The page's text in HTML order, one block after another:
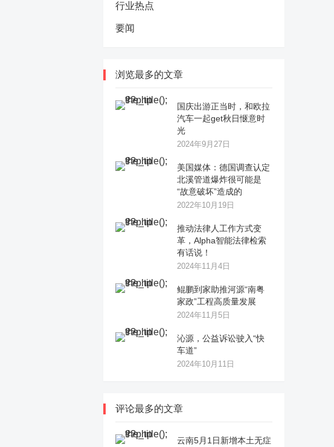
行业热点
要闻
浏览最多的文章
国庆出游正当时，和欧拉
汽车一起get秋日惬意时
光
2024年9月27日
美国媒体：德国调查认定
北溪管道爆炸很可能是
“故意破坏”造成的
2022年10月19日
推动法律人工作方式变
革，Alpha智能法律检索
有话说！
2024年11月4日
鲲鹏到家助推河源“南粤
家政”工程高质量发展
2024年11月5日
沁源，公益诉讼驶入“快
车道”
2024年10月11日
评论最多的文章
云南5月1日新增本土无症